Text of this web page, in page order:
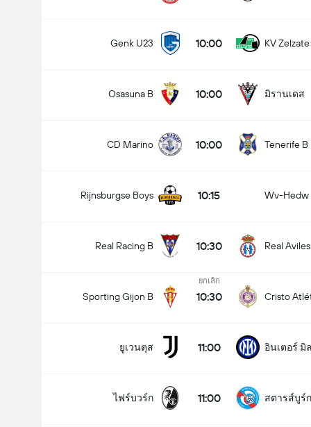
Genk U23 10:00 KV Zelzate
Osasuna B 10:00 มิรานเดส
CD Marino 10:00 Tenerife B
Rijnsburgse Boys 10:15 Wv-Hedw
Real Racing B 10:30 Real Aviles
Sporting Gijon B
ยกเลิก
10:30 Cristo
ยูเวนตุส 11:00 อินเตอร์ มิ
ไฟร์บวร์ก 11:00 สตารส์บูร์ก